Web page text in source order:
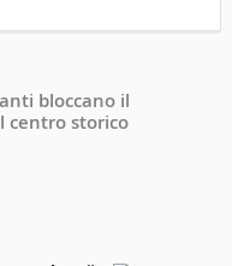
bloccano il
centro storico